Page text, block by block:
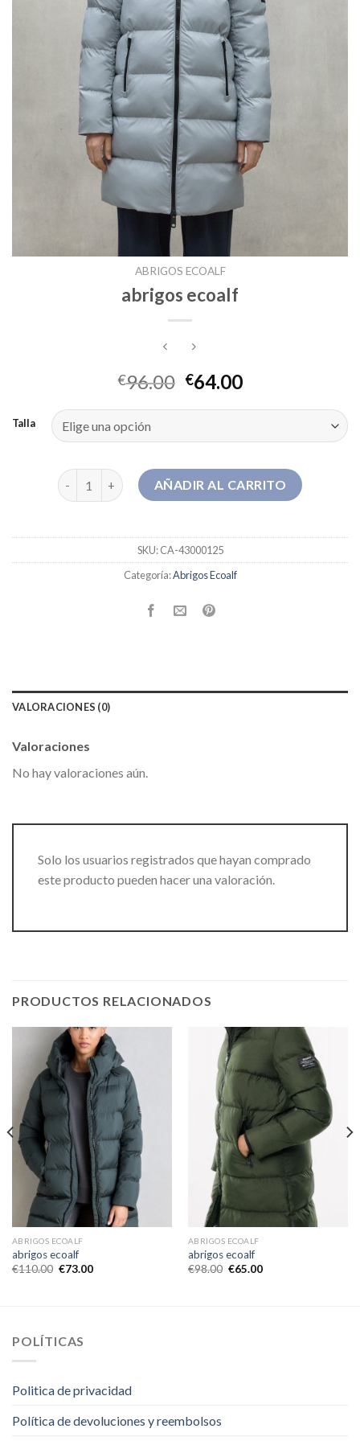
ABRIGOS ECOALF
abrigos ecoalf
€96.00 €64.00
Talla
abrigos ecoalf cantidadAÑADIR AL CARRITO
SKU:CA-43000125
Categoría:Abrigos Ecoalf
VALORACIONES (0)
Valoraciones
No hay valoraciones aún.
Solo los usuarios registrados que hayan comprado
este producto pueden hacer una valoración.
PRODUCTOS RELACIONADOS
ABRIGOS ECOALF
abrigos ecoalf
€110.00 €73.00
ABRIGOS ECOALF
abrigos ecoalf
€98.00 €65.00
POLÍTICAS
Politica de privacidad
Política de devoluciones y reembolsos